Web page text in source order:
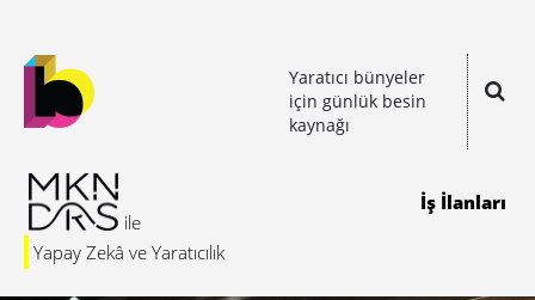
Yaratıcı bünyeler
için günlük besin
kaynağı
Yapay Zekâ ve Yaratıcılık
İş İlanları